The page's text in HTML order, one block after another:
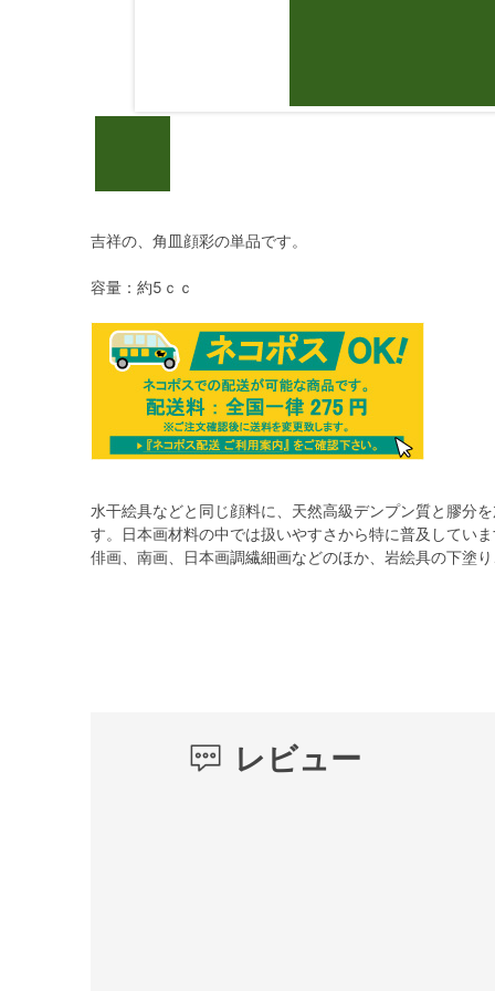
吉祥の、角皿顔彩の単品です。
容量：約5ｃｃ
水干絵具などと同じ顔料に、天然高級デンプン質と膠分
す。日本画材料の中では扱いやすさから特に普及してい
俳画、南画、日本画調繊細画などのほか、岩絵具の下塗り
レビュー